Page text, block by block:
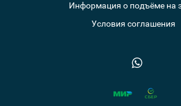
Информация о подъёме на
Условия соглашения